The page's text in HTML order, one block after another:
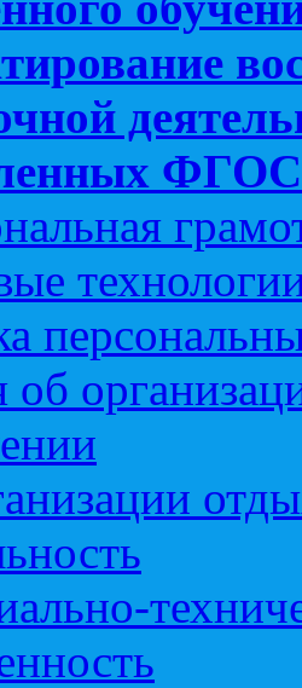
об